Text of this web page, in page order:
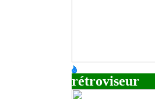
rétroviseur